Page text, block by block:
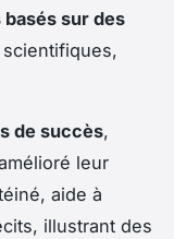
sur des
de succès,
leur
aide à
illustrant des